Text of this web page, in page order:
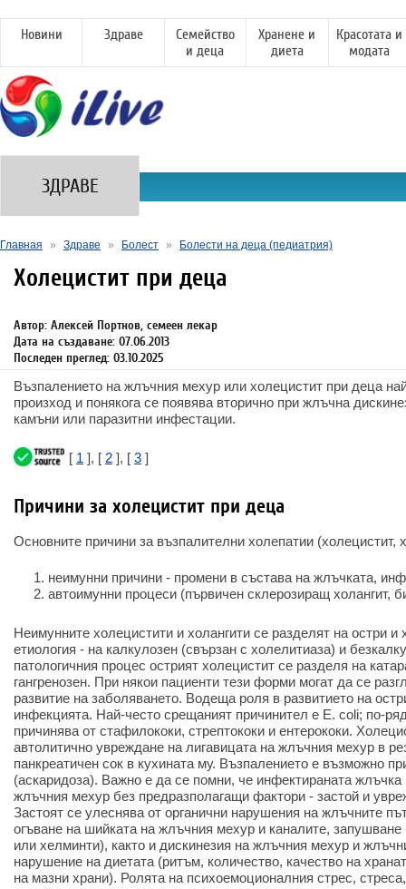
Новини Здраве
Семейство
и деца
Хранене и
диета
Красотата и
модата
ЗДРАВЕ
Главная » Здраве » Болест » Болести на деца (педиатрия)
Холецистит при деца
Автор: Алексей Портнов, семеен лекар
Дата на създаване: 07.06.2013
Последен преглед: 03.10.2025
Възпалението на жлъчния мехур или холецистит при деца
произход и понякога се появява вторично при жлъчна
камъни или паразитни инфестации.
[ 1 ], [ 2 ], [ 3 ]
Причини за холецистит при деца
Основните причини за възпалителни холепатии (холецистит,
неимунни причини - промени в състава на жлъчката,
автоимунни процеси (първичен склерозиращ холангит,
Неимунните холецистити и холангити се разделят на остри и
етиология - на калкулозен (свързан с холелитиаза) и
патологичния процес острият холецистит се разделя на
гангренозен. При някои пациенти тези форми могат да се
развитие на заболяването. Водеща роля в развитието на
инфекцията. Най-често срещаният причинител е E. coli; по-
причинява от стафилококи, стрептококи и ентерококи.
автолитично увреждане на лигавицата на жлъчния мехур в
панкреатичен сок в кухината му. Възпалението е възможно
(аскаридоза). Важно е да се помни, че инфектираната
жлъчния мехур без предразполагащи фактори - застой и
Застоят се улеснява от органични нарушения на жлъчните
огъване на шийката на жлъчния мехур и каналите, запушване
или хелминти), както и дискинезия на жлъчния мехур и
нарушение на диетата (ритъм, количество, качество на
на мазни храни). Ролята на психоемоционалния стрес,